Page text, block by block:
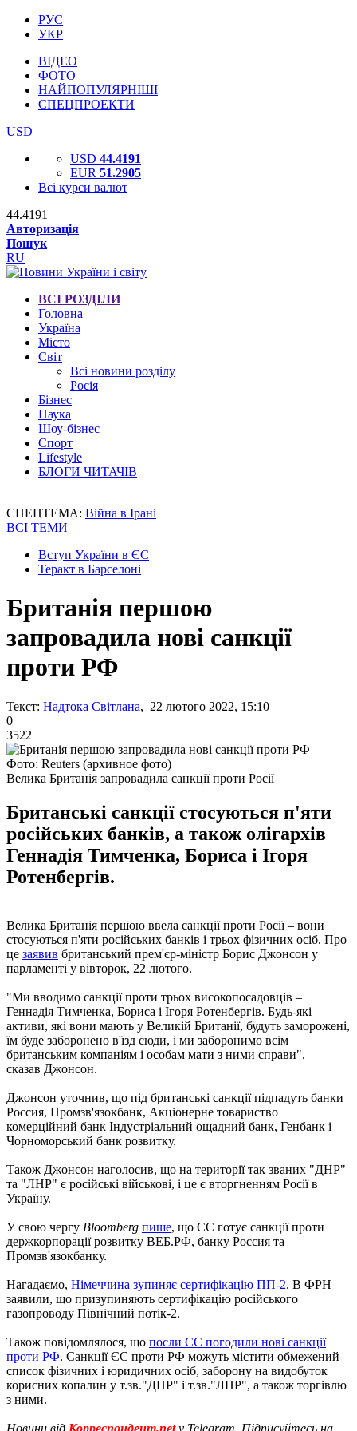
РУС
УКР
ВІДЕО
ФОТО
НАЙПОПУЛЯРНІШІ
СПЕЦПРОЕКТИ
USD
USD 44.4191
EUR 51.2905
Всі курси валют
44.4191
Авторизація
Пошук
RU
ВСІ РОЗДІЛИ
Головна
Україна
Місто
Світ
Всі новини розділу
Росія
Бізнес
Наука
Шоу-бізнес
Спорт
Lifestyle
БЛОГИ ЧИТАЧІВ
СПЕЦТЕМА: Війна в Ірані
ВСІ ТЕМИ
Вступ України в ЄС
Теракт в Барселоні
Британія першою
запровадила нові санкції
проти РФ
Текст: Надтока Світлана, 22 лютого 2022, 15:10
0
3522
Фото: Reuters (архивное фото)
Велика Британія запровадила санкції проти Росії
Британські санкції стосуються п'яти
російських банків, а також олігархів
Геннадія Тимченка, Бориса і Ігоря
Ротенбергів.
Велика Британія першою ввела санкції проти Росії – вони
стосуються п'яти російських банків і трьох фізичних осіб. Про
це заявив британський прем'єр-міністр Борис Джонсон у
парламенті у вівторок, 22 лютого.
"Ми вводимо санкції проти трьох високопосадовців –
Геннадія Тимченка, Бориса і Ігоря Ротенбергів. Будь-які
активи, які вони мають у Великій Британії, будуть заморожені,
їм буде заборонено в'їзд сюди, і ми заборонимо всім
британським компаніям і особам мати з ними справи", –
сказав Джонсон.
Джонсон уточнив, що під британські санкції підпадуть банки
Россия, Промзв'язокбанк, Акціонерне товариство
комерційний банк Індустріальний ощадний банк, Генбанк і
Чорноморський банк розвитку.
Також Джонсон наголосив, що на території так званих "ДНР"
та "ЛНР" є російські військові, і це є вторгненням Росії в
Україну.
У свою чергу Bloomberg пише, що ЄС готує санкції проти
держкорпорації розвитку ВЕБ.РФ, банку Россия та
Промзв'язокбанку.
Нагадаємо, Німеччина зупиняє сертифікацію ПП-2. В ФРН
заявили, що призупиняють сертифікацію російського
газопроводу Північний потік-2.
Також повідомлялося, що посли ЄС погодили нові санкції
проти РФ. Санкції ЄС проти РФ можуть містити обмежений
список фізичних і юридичних осіб, заборону на видобуток
корисних копалин у т.зв."ДНР" і т.зв."ЛНР", а також торгівлю
з ними.
Новини від Корреспондент.netу Telegram. Підписуйтесь на